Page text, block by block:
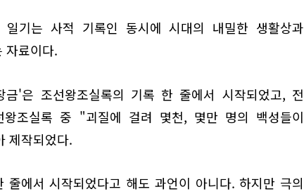
기는 사적 기록인 동시에 시대의 내밀한 생활상과
자료이다.
'은 조선왕조실록의 기록 한 줄에서 시작되었고, 전
조실록 중 "괴질에 걸려 몇천, 몇만 명의 백성들이
제작되었다.
줄에서 시작되었다고 해도 과언이 아니다. 하지만 극의